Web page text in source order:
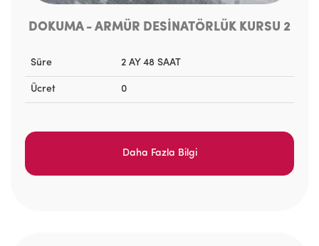
DOKUMA - ARMÜR DESİNATÖRLÜK KURSU 2
Süre 2 AY 48 SAAT
Ücret 0
Daha Fazla Bilgi